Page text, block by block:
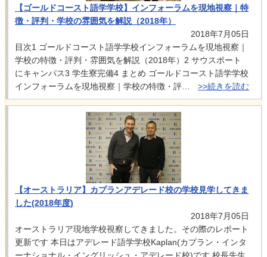
【ゴールドコースト語学学校】インフォーラムを現地視察｜特
徴・評判・学校の雰囲気を解説（2018年）
2018年7月05日
目次1 ゴールドコースト語学学校インフォーラムを現地視察｜
学校の特徴・評判・雰囲気を解説（2018年）2 サウスポート
にキャンパス3 学生寮完備4 まとめ ゴールドコースト語学学校
インフォーラムを現地視察｜学校の特徴・評…
>>続きを読む
【オーストラリア】カプランアデレード校の学校見学してきま
した(2018年度)
2018年7月05日
オーストラリア現地学校視察してきました。その際のレポート
更新です 本日はアデレード語学学校Kaplan(カプラン・インタ
ーナショナル・イングリッシュ・アデレード校)です 校長先生